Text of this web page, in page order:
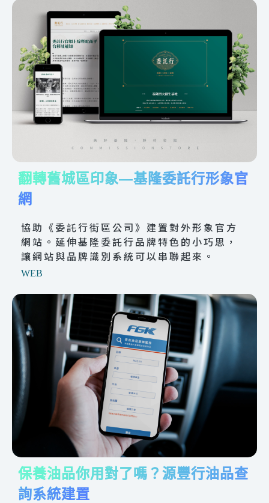
翻轉舊城區印象—基隆委託行形象官
網
協助《委託行街區公司》建置對外形象官方
網站。延伸基隆委託行品牌特色的小巧思，
讓網站與品牌識別系統可以串聯起來。
WEB
保養油品你用對了嗎？源豐行油品查
詢系統建置